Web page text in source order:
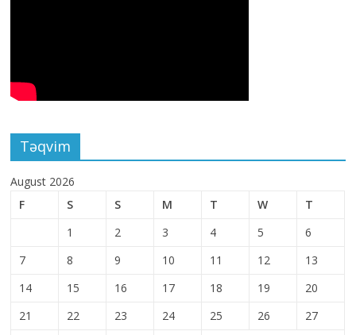
Təqvim
August 2026
F
S S M T W
T
1
2 3 4 5
6
7
8 9 10 11 12
13
14
15 16 17 18 19
20
21
22 23 24 25 26 27